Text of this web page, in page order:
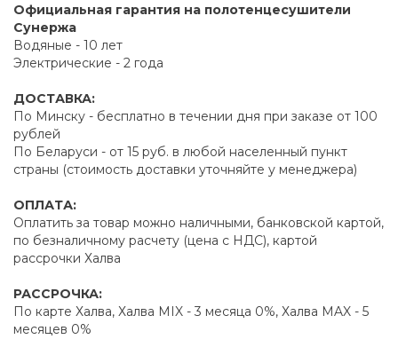
Официальная гарантия на полотенцесушители
Сунержа
Водяные - 10 лет
Электрические - 2 года
ДОСТАВКА:
По Минску - бесплатно в течении дня при заказе от 100
рублей
По Беларуси - от 15 руб. в любой населенный пункт
страны (стоимость доставки уточняйте у менеджера)
ОПЛАТА:
Оплатить за товар можно наличными, банковской картой,
по безналичному расчету (цена с НДС), картой
рассрочки Халва
РАССРОЧКА:
По карте Халва, Халва MIX - 3 месяца 0%, Халва MAX - 5
месяцев 0%